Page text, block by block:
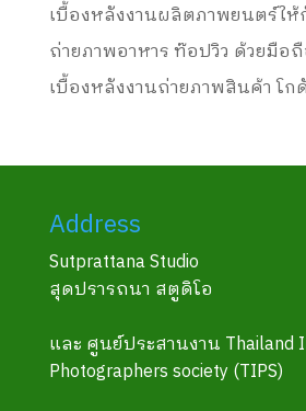
เบื้องหลังงานผลิตภาพยนตร์ให้
ถ่ายภาพอาหาร ท๊อปวิว ด้วยมือ
เบื้องหลังงานถ่ายภาพสินค้า โก
Address
Sutprattana Studio
สุดปรารถนา สตูดิโอ
และ ศูนย์ประสานงาน Thailand
Photographers society (TIPS)